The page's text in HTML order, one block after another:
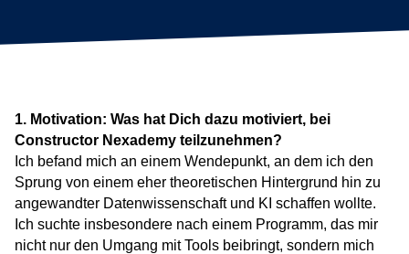
DevOps zu LLMOps
KURZKURSE
Generative KI meistern
Python Programmierung
KOSTENLOSE RESSOURCEN
Veranstaltungen
Abschlussprojekte
Alumni Geschichten
1. Motivation: Was hat Dich dazu motiviert, bei
Constructor Nexademy teilzunehmen?
Ich befand mich an einem Wendepunkt, an dem ich den
Sprung von einem eher theoretischen Hintergrund hin zu
angewandter Datenwissenschaft und KI schaffen wollte.
Ich suchte insbesondere nach einem Programm, das mir
nicht nur den Umgang mit Tools beibringt, sondern mich